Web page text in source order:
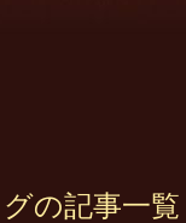
の記事一覧